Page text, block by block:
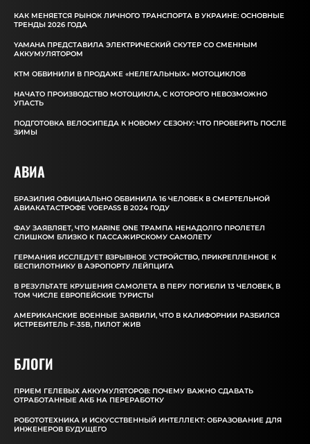
КАК МЕНЯЕТСЯ РЫНОК ЛИЧНОГО ТРАНСПОРТА В УКРАИНЕ: ОСНОВНЫЕ
ТРЕНДЫ 2026 ГОДА
YAMAHA ПРЕДСТАВИЛА ЭЛЕКТРИЧЕСКИЙ СКУТЕР СО СМЕННЫМ
АККУМУЛЯТОРОМ
КТМ ОБВИНИЛИ В ПРОДАЖЕ «НЕЛЕГАЛЬНЫХ» МОТОЦИКЛОВ
НАЧАТО ПРОИЗВОДСТВО МОТОЦИКЛА, С КОТОРОГО НЕВОЗМОЖНО
УПАСТЬ
ПОДГОТОВКА ВЕЛОСИПЕДА К НОВОМУ СЕЗОНУ: ЧТО ПРОВЕРИТЬ ПОСЛЕ
ЗИМЫ
АВИА
БРАЗИЛИЯ ОФИЦИАЛЬНО ОБВИНИЛА 16 ЧЕЛОВЕК В СМЕРТЕЛЬНОЙ
АВИАКАТАСТРОФЕ VOEPASS В 2024 ГОДУ
ФАУ ЗАЯВЛЯЕТ, ЧТО MARINE ONE ТРАМПА НЕНАДОЛГО ПРОЛЕТЕЛ
СЛИШКОМ БЛИЗКО К ПАССАЖИРСКОМУ САМОЛЕТУ
ГЕРМАНИЯ ИССЛЕДУЕТ ВЗРЫВНОЕ УСТРОЙСТВО, ПРИКРЕПЛЕННОЕ К
БЕСПИЛОТНИКУ В АЭРОПОРТУ ЛЕЙПЦИГА
В РЕЗУЛЬТАТЕ КРУШЕНИЯ САМОЛЕТА В ПЕРУ ПОГИБЛИ 13 ЧЕЛОВЕК, В
ТОМ ЧИСЛЕ ЕВРОПЕЙСКИЕ ТУРИСТЫ
АМЕРИКАНСКИЕ ВОЕННЫЕ ЗАЯВИЛИ, ЧТО В КАЛИФОРНИИ РАЗБИЛСЯ
ИСТРЕБИТЕЛЬ F-35B, ПИЛОТ ЖИВ
БЛОГИ
ПРИЕМ ГЕЛЕВЫХ АККУМУЛЯТОРОВ: ПОЧЕМУ ВАЖНО СДАВАТЬ
ОТРАБОТАННЫЕ АКБ НА ПЕРЕРАБОТКУ
РОБОТОТЕХНИКА И ИСКУССТВЕННЫЙ ИНТЕЛЛЕКТ: ОБРАЗОВАНИЕ ДЛЯ
ИНЖЕНЕРОВ БУДУЩЕГО